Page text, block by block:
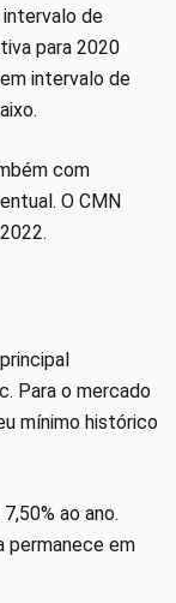
intervalo de
para 2020
intervalo de
com
O CMN
Para o mercado
mínimo histórico
ao ano.
permanece em